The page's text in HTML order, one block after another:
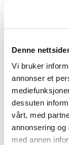
Denne
Vi bruker
annonser et
dessuten
vårt, med
annonsering
med annen